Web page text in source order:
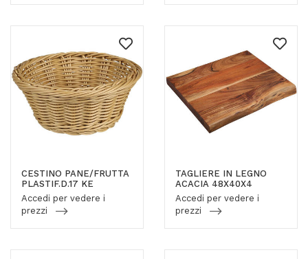
CESTINO PANE/FRUTTA
PLASTIF.D.17 KE
Accedi per vedere i
prezzi
TAGLIERE IN LEGNO
ACACIA 48X40X4
Accedi per vedere i
prezzi